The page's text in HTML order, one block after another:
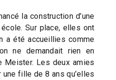
la construction d’une
Sur place, elles ont
a été accueillies comme
ne demandait rien en
Meister. Les deux amies
fille de 8 ans qu’elles